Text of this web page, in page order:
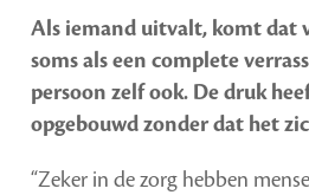
Als iemand uitvalt, komt dat
soms als een complete
persoon zelf ook. De druk
opgebouwd zonder dat het
“Zeker in de zorg hebben